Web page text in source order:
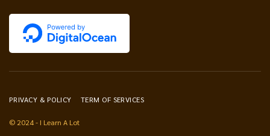
PRIVACY & POLICY TERM OF SERVICES
© 2024 - I Learn A Lot